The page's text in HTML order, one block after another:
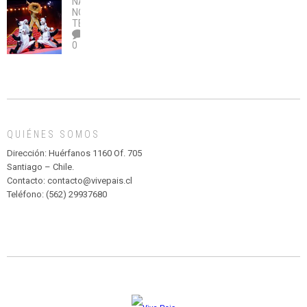
no
legalice
el
abuso”
OBRA
DE
TEATRO
Y
MADAGASCAR
PARQUE
HURATDO
NOTICIAS
TEATRO
0
QUIÉNES SOMOS
Dirección: Huérfanos 1160 Of. 705
Santiago – Chile.
Contacto: contacto@vivepais.cl
Teléfono: (562) 29937680